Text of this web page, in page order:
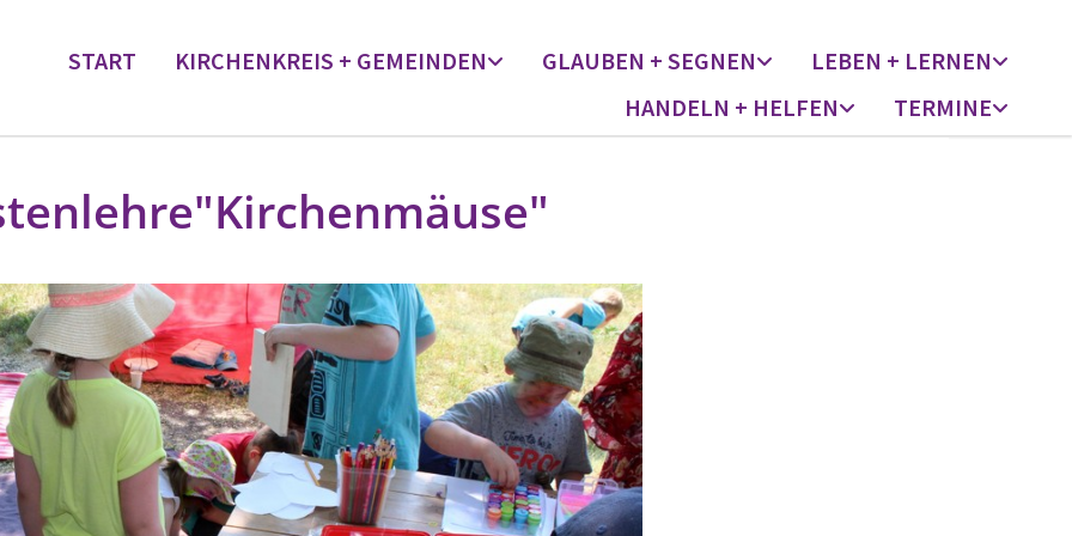
START KIRCHENKREIS + GEMEINDEN GLAUBEN + SEGNEN
LEBEN + LERNEN
HANDELN + HELFEN
TERMINE